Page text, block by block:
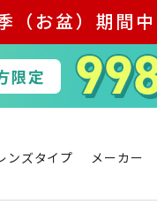
（お盆）期間
ンズタイプ メーカー